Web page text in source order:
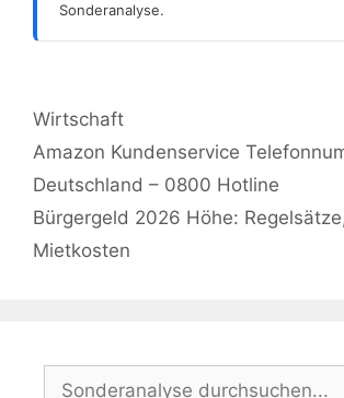
Sonderanalyse.
Kategorien
Wirtschaft
Amazon Kundenservice
Deutschland – 0800 Hotline
Bürgergeld 2026 Höhe:
Mietkosten
Suchen